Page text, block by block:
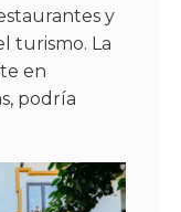
y
turismo. La
en
podría